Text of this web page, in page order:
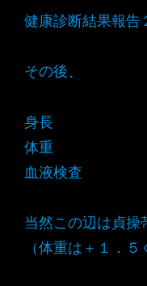
健康診断結果報告
その後、
身長
体重
血液検査
当然この辺は貞操
（体重は＋１．５